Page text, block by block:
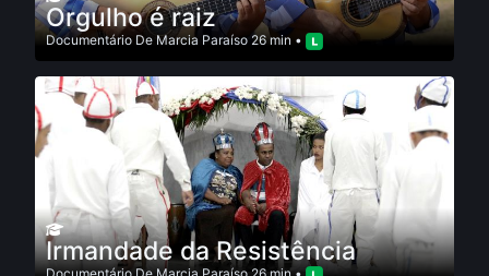
Orgulho é raiz
Documentário De Marcia Paraí­so 26 min •
Irmandade da Resistência